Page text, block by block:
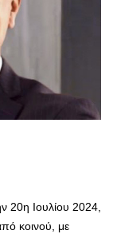
20η Ιουλίου 2024,
κοινού, με